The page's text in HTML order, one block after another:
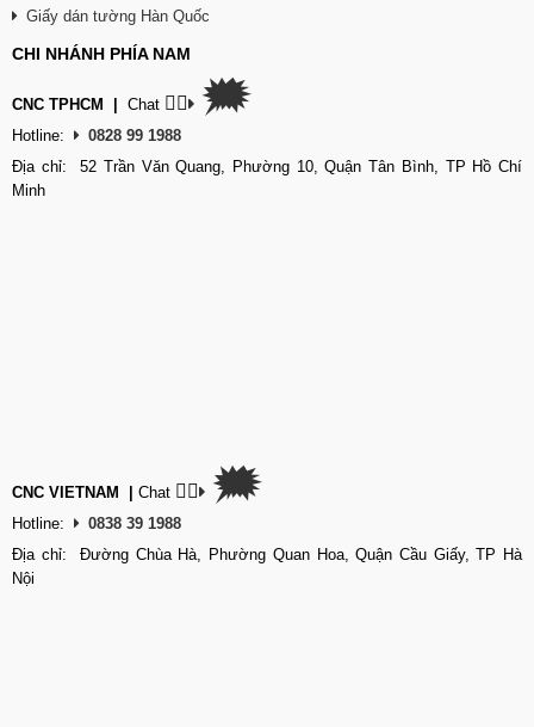
Giấy dán tường Hàn Quốc
CHI NHÁNH PHÍA NAM
CNC TPHCM Chat 👉🏽 🗯
Hotline:
0828 99 1988
Địa chỉ: 52 Trần Văn Quang, Phường 10, Quận Tân Bình, TP Hồ Chí
Minh
CNC VIETNAM Chat 👉🏽 🗯
Hotline:
0838 39 1988
Địa chỉ: Đường Chùa Hà, Phường Quan Hoa, Quận Cầu Giấy, TP Hà
Nội